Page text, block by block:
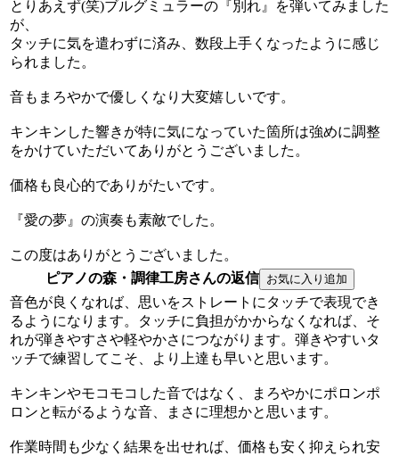
とりあえず(笑)ブルグミュラーの『別れ』を弾いてみました
が、
タッチに気を遣わずに済み、数段上手くなったように感じ
られました。
音もまろやかで優しくなり大変嬉しいです。
キンキンした響きが特に気になっていた箇所は強めに調整
をかけていただいてありがとうございました。
価格も良心的でありがたいです。
『愛の夢』の演奏も素敵でした。
この度はありがとうございました。
ピアノの森・調律工房さんの返信
音色が良くなれば、思いをストレートにタッチで表現でき
るようになります。タッチに負担がかからなくなれば、そ
れが弾きやすさや軽やかさにつながります。弾きやすいタ
ッチで練習してこそ、より上達も早いと思います。
キンキンやモコモコした音ではなく、まろやかにポロンポ
ロンと転がるような音、まさに理想かと思います。
作業時間も少なく結果を出せれば、価格も安く抑えられ安